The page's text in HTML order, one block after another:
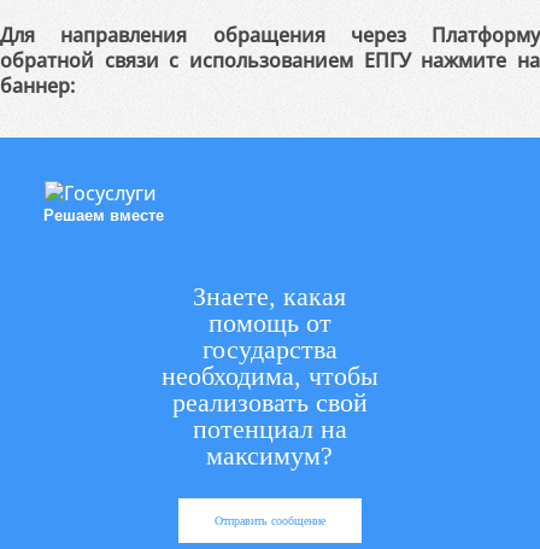
Для направления обращения через Платформу
обратной связи с использованием ЕПГУ нажмите на
баннер:
Решаем вместе
Знаете, какая
помощь от
государства
необходима, чтобы
реализовать свой
потенциал на
максимум?
Отправить сообщение